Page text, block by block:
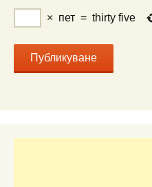
× пет = thirty five